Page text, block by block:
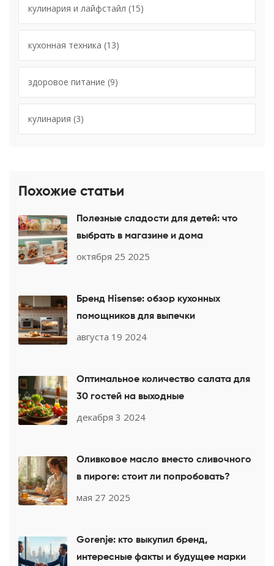
кулинария и лайфстайл (15)
кухонная техника (13)
здоровое питание (9)
кулинария (3)
Похожие статьи
Полезные сладости для детей: что
выбрать в магазине и дома
октября 25 2025
Бренд Hisense: обзор кухонных
помощников для выпечки
августа 19 2024
Оптимальное количество салата для
30 гостей на выходные
декабря 3 2024
Оливковое масло вместо сливочного
в пироге: стоит ли попробовать?
мая 27 2025
Gorenje: кто выкупил бренд,
интересные факты и будущее марки